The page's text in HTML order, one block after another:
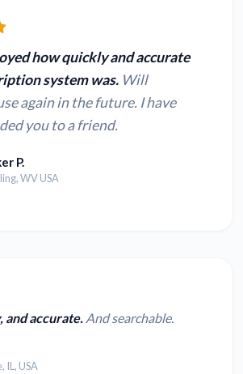
how quickly and accurate
system was. Will
again in the future. I have
you to a friend.
P.
WV USA
and accurate. And searchable.
IL, USA